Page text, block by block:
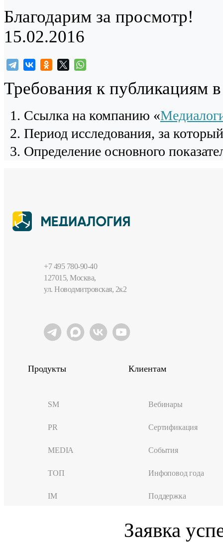
Благодарим за просмотр!
15.02.2016
Требования к публикациям
Cсылка на компанию «
Период исследования, за
Определение основного
+7 495 780-90-40
127015, Москва,
ул. Новодмитровская, 2к2
Продукты
SM
PR
MEDIA
ТОП
IM
Клиентам
Вебинары
Сертификация
События
Инфоповод года
Поддержка
Заявка